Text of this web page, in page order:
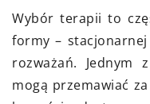
Wybór terapii to
formy –
rozważań. Jednym
mogą przemawiać